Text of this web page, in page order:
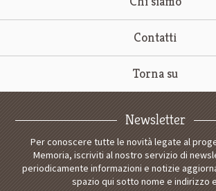
Contatti
Torna su
Newsletter
Per conoscere tutte le novità legate al
Memoria, iscriviti al nostro servizio di
periodicamente informazioni e notizie
spazio qui sotto nome e indirizzo